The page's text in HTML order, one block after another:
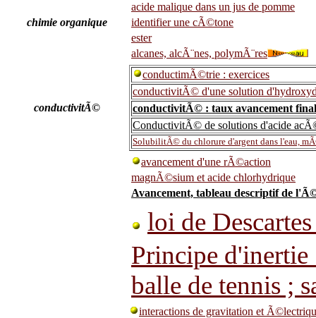
chimie organique
acide malique dans un jus de pomme
identifier une cÃ©tone
ester
alcanes, alcÃ¨nes, polymÃ¨res
conductivitÃ©
conductimÃ©trie : exercices
conductivitÃ© d'une solution
conductivitÃ© : taux avancement
ConductivitÃ© de solutions d'acide
SolubilitÃ© du chlorure d'argent dans l'eau,
avancement d'une rÃ©action
magnÃ©sium et acide chlorhydrique
Avancement, tableau descriptif de
loi de
Principe
balle de tennis ;
interactions de gravitation et